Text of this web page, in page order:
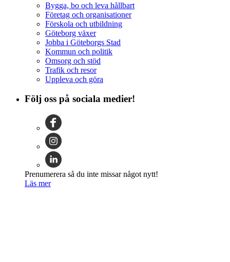
Bygga, bo och leva hållbart
Företag och organisationer
Förskola och utbildning
Göteborg växer
Jobba i Göteborgs Stad
Kommun och politik
Omsorg och stöd
Trafik och resor
Uppleva och göra
Följ oss på sociala medier!
Prenumerera så du inte missar något nytt!
Läs mer